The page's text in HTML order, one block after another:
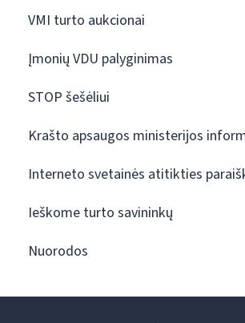
VMI turto aukcionai
Įmonių VDU palyginimas
STOP šešėliui
Krašto apsaugos ministerijos
Interneto svetainės atitikties
Ieškome turto savininkų
Nuorodos